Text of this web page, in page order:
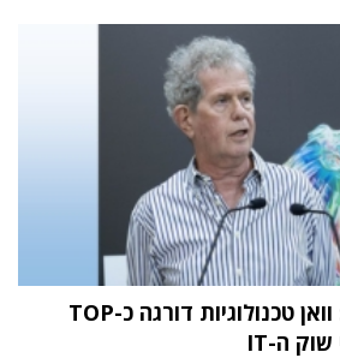
מחקר STKI השנתי: וואן טכנולוגיות דורגה כ-TOP